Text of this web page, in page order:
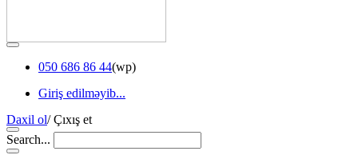
050 686 86 44(wp)
Giriş edilməyib...
Daxil ol/Çıxış et
Search...